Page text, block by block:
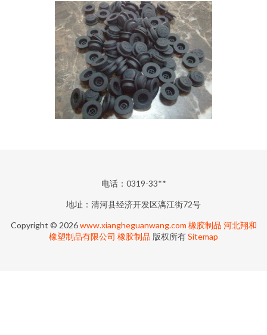
电话：0319-33**
地址：清河县经济开发区漓江街72号
Copyright © 2026www.xiangheguanwang.com 橡胶制品 河北翔和
橡塑制品有限公司 橡胶制品 版权所有Sitemap